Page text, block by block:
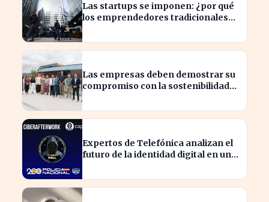
Las startups se imponen: ¿por qué
los emprendedores tradicionales
Las empresas deben demostrar su
compromiso con la sostenibilidad
Expertos de Telefónica analizan el
futuro de la identidad digital en un